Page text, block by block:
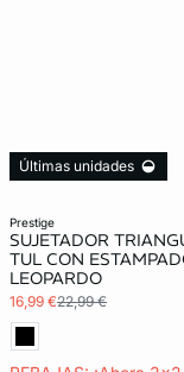
prestige
SUJETADOR
TUL CON
LEOPARDO
16,99 €22,99 €
Últimas unidades